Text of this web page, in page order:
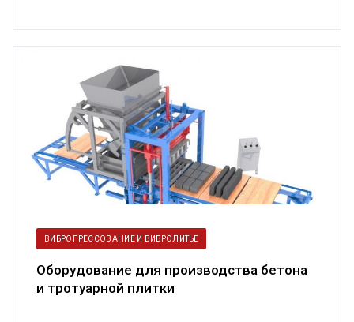
ВИБРОПРЕССОВАНИЕ И ВИБРОЛИТЬЕ
Оборудование для производства бетона
и тротуарной плитки